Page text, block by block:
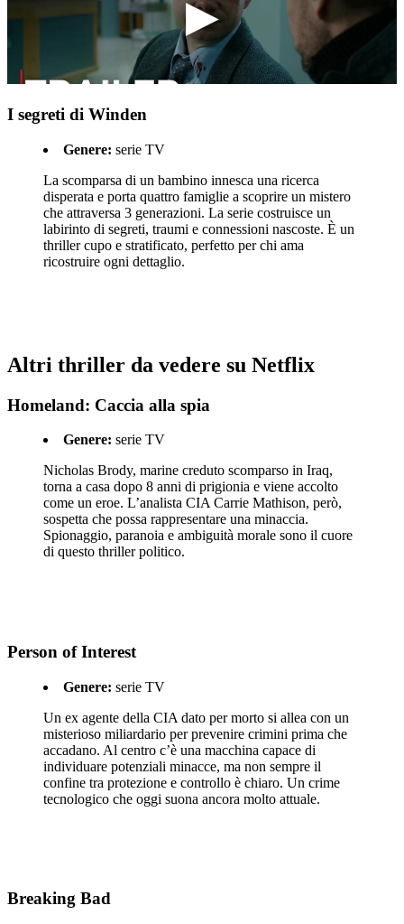
I segreti di Winden
Genere: serie TV
La scomparsa di un bambino innesca una ricerca
disperata e porta quattro famiglie a scoprire un mistero
che attraversa 3 generazioni. La serie costruisce un
labirinto di segreti, traumi e connessioni nascoste. È un
thriller cupo e stratificato, perfetto per chi ama
ricostruire ogni dettaglio.
Altri thriller da vedere su Netflix
Homeland: Caccia alla spia
Genere: serie TV
Nicholas Brody, marine creduto scomparso in Iraq,
torna a casa dopo 8 anni di prigionia e viene accolto
come un eroe. L’analista CIA Carrie Mathison, però,
sospetta che possa rappresentare una minaccia.
Spionaggio, paranoia e ambiguità morale sono il cuore
di questo thriller politico.
Person of Interest
Genere: serie TV
Un ex agente della CIA dato per morto si allea con un
misterioso miliardario per prevenire crimini prima che
accadano. Al centro c’è una macchina capace di
individuare potenziali minacce, ma non sempre il
confine tra protezione e controllo è chiaro. Un crime
tecnologico che oggi suona ancora molto attuale.
Breaking Bad